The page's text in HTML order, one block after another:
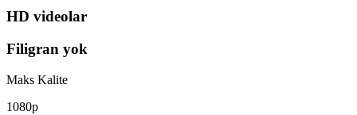
HD videolar
Filigran yok
Maks Kalite
1080p